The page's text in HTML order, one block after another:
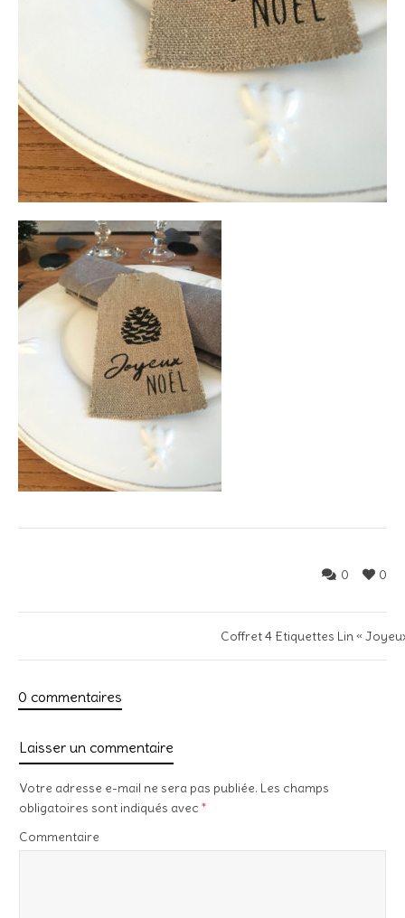
0
0
Coffret 4 Etiquettes Lin «
0 commentaires
Laisser un commentaire
Votre adresse e-mail ne sera pas publiée. Les champs
obligatoires sont indiqués avec *
Commentaire